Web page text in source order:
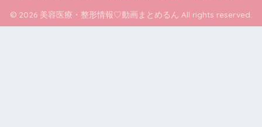
© 2026 美容医療・整形情報♡動画まとめるん All rights reserved.